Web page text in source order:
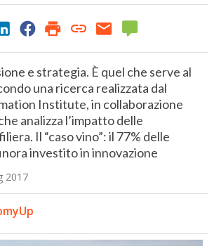
e strategia. È quel che serve al
una ricerca realizzata dal
Institute, in collaborazione
analizza l’impatto delle
Il “caso vino”: il 77% delle
investito in innovazione
2017